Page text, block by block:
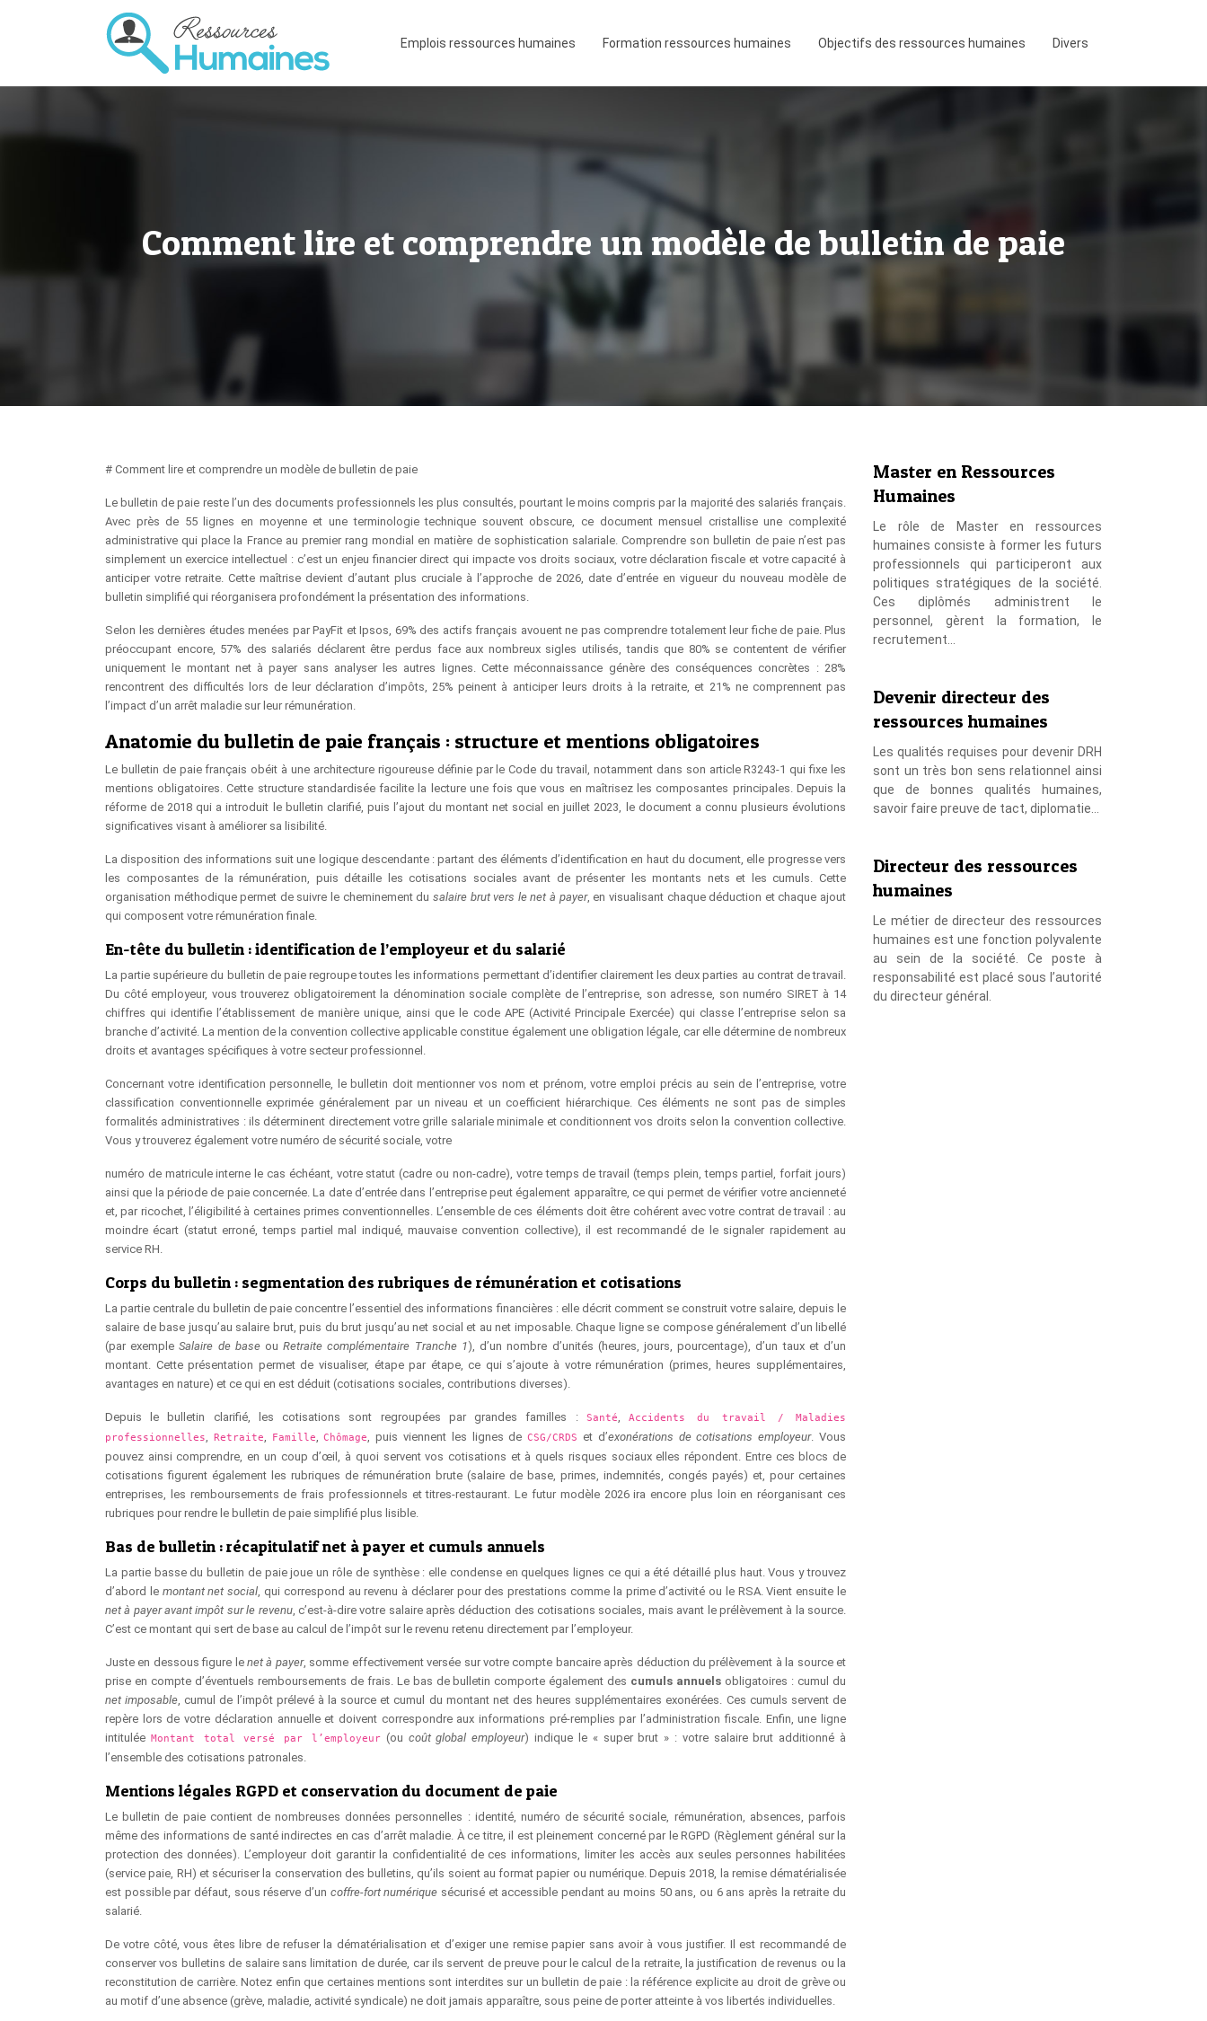
Emplois ressources humaines Formation ressources humaines Objectifs des ressources humaines Divers
Comment lire et comprendre un modèle de bulletin de paie
# Comment lire et comprendre un modèle de bulletin de paie
Le bulletin de paie reste l’un des documents professionnels les plus consultés, pourtant le moins compris par la majorité des salariés français.
Avec près de 55 lignes en moyenne et une terminologie technique souvent obscure, ce document mensuel cristallise une complexité
administrative qui place la France au premier rang mondial en matière de sophistication salariale. Comprendre son bulletin de paie n’est pas
simplement un exercice intellectuel : c’est un enjeu financier direct qui impacte vos droits sociaux, votre déclaration fiscale et votre capacité à
anticiper votre retraite. Cette maîtrise devient d’autant plus cruciale à l’approche de 2026, date d’entrée en vigueur du nouveau modèle de
bulletin simplifié qui réorganisera profondément la présentation des informations.
Selon les dernières études menées par PayFit et Ipsos, 69% des actifs français avouent ne pas comprendre totalement leur fiche de paie. Plus
préoccupant encore, 57% des salariés déclarent être perdus face aux nombreux sigles utilisés, tandis que 80% se contentent de vérifier
uniquement le montant net à payer sans analyser les autres lignes. Cette méconnaissance génère des conséquences concrètes : 28%
rencontrent des difficultés lors de leur déclaration d’impôts, 25% peinent à anticiper leurs droits à la retraite, et 21% ne comprennent pas
l’impact d’un arrêt maladie sur leur rémunération.
Anatomie du bulletin de paie français : structure et mentions obligatoires
Le bulletin de paie français obéit à une architecture rigoureuse définie par le Code du travail, notamment dans son article R3243-1 qui fixe les
mentions obligatoires. Cette structure standardisée facilite la lecture une fois que vous en maîtrisez les composantes principales. Depuis la
réforme de 2018 qui a introduit le bulletin clarifié, puis l’ajout du montant net social en juillet 2023, le document a connu plusieurs évolutions
significatives visant à améliorer sa lisibilité.
La disposition des informations suit une logique descendante : partant des éléments d’identification en haut du document, elle progresse vers
les composantes de la rémunération, puis détaille les cotisations sociales avant de présenter les montants nets et les cumuls. Cette
organisation méthodique permet de suivre le cheminement du salaire brut vers le net à payer, en visualisant chaque déduction et chaque ajout
qui composent votre rémunération finale.
En-tête du bulletin : identification de l’employeur et du salarié
La partie supérieure du bulletin de paie regroupe toutes les informations permettant d’identifier clairement les deux parties au contrat de travail.
Du côté employeur, vous trouverez obligatoirement la dénomination sociale complète de l’entreprise, son adresse, son numéro SIRET à 14
chiffres qui identifie l’établissement de manière unique, ainsi que le code APE (Activité Principale Exercée) qui classe l’entreprise selon sa
branche d’activité. La mention de la convention collective applicable constitue également une obligation légale, car elle détermine de nombreux
droits et avantages spécifiques à votre secteur professionnel.
Concernant votre identification personnelle, le bulletin doit mentionner vos nom et prénom, votre emploi précis au sein de l’entreprise, votre
classification conventionnelle exprimée généralement par un niveau et un coefficient hiérarchique. Ces éléments ne sont pas de simples
formalités administratives : ils déterminent directement votre grille salariale minimale et conditionnent vos droits selon la convention collective.
Vous y trouverez également votre numéro de sécurité sociale, votre
numéro de matricule interne le cas échéant, votre statut (cadre ou non-cadre), votre temps de travail (temps plein, temps partiel, forfait jours)
ainsi que la période de paie concernée. La date d’entrée dans l’entreprise peut également apparaître, ce qui permet de vérifier votre ancienneté
et, par ricochet, l’éligibilité à certaines primes conventionnelles. L’ensemble de ces éléments doit être cohérent avec votre contrat de travail : au
moindre écart (statut erroné, temps partiel mal indiqué, mauvaise convention collective), il est recommandé de le signaler rapidement au
service RH.
Corps du bulletin : segmentation des rubriques de rémunération et cotisations
La partie centrale du bulletin de paie concentre l’essentiel des informations financières : elle décrit comment se construit votre salaire, depuis le
salaire de base jusqu’au salaire brut, puis du brut jusqu’au net social et au net imposable. Chaque ligne se compose généralement d’un libellé
(par exempleSalaire de baseouRetraite complémentaire Tranche 1), d’un nombre d’unités (heures, jours, pourcentage), d’un taux et d’un
montant. Cette présentation permet de visualiser, étape par étape, ce qui s’ajoute à votre rémunération (primes, heures supplémentaires,
avantages en nature) et ce qui en est déduit (cotisations sociales, contributions diverses).
Depuis le bulletin clarifié, les cotisations sont regroupées par grandes familles : Santé,Accidents du travail / Maladies
professionnelles, Retraite, Famille,Chômage, puis viennent les lignes deCSG/CRDS et d’exonérations de cotisations employeur. Vous
pouvez ainsi comprendre, en un coup d’œil, à quoi servent vos cotisations et à quels risques sociaux elles répondent. Entre ces blocs de
cotisations figurent également les rubriques de rémunération brute (salaire de base, primes, indemnités, congés payés) et, pour certaines
entreprises, les remboursements de frais professionnels et titres-restaurant. Le futur modèle 2026 ira encore plus loin en réorganisant ces
rubriques pour rendre le bulletin de paie simplifié plus lisible.
Bas de bulletin : récapitulatif net à payer et cumuls annuels
La partie basse du bulletin de paie joue un rôle de synthèse : elle condense en quelques lignes ce qui a été détaillé plus haut. Vous y trouvez
d’abord le montant net social, qui correspond au revenu à déclarer pour des prestations comme la prime d’activité ou le RSA. Vient ensuite le
net à payer avant impôt sur le revenu, c’est-à-dire votre salaire après déduction des cotisations sociales, mais avant le prélèvement à la source.
C’est ce montant qui sert de base au calcul de l’impôt sur le revenu retenu directement par l’employeur.
Juste en dessous figure lenet à payer, somme effectivement versée sur votre compte bancaire après déduction du prélèvement à la source et
prise en compte d’éventuels remboursements de frais. Le bas de bulletin comporte également des cumuls annuels obligatoires : cumul du
net imposable, cumul de l’impôt prélevé à la source et cumul du montant net des heures supplémentaires exonérées. Ces cumuls servent de
repère lors de votre déclaration annuelle et doivent correspondre aux informations pré-remplies par l’administration fiscale. Enfin, une ligne
intitulée Montant total versé par l’employeur (ou coût global employeur) indique le « super brut » : votre salaire brut additionné à
l’ensemble des cotisations patronales.
Mentions légales RGPD et conservation du document de paie
Le bulletin de paie contient de nombreuses données personnelles : identité, numéro de sécurité sociale, rémunération, absences, parfois
même des informations de santé indirectes en cas d’arrêt maladie. À ce titre, il est pleinement concerné par le RGPD (Règlement général sur la
protection des données). L’employeur doit garantir la confidentialité de ces informations, limiter les accès aux seules personnes habilitées
(service paie, RH) et sécuriser la conservation des bulletins, qu’ils soient au format papier ou numérique. Depuis 2018, la remise dématérialisée
est possible par défaut, sous réserve d’un coffre‑fort numérique sécurisé et accessible pendant au moins 50 ans, ou 6 ans après la retraite du
salarié.
De votre côté, vous êtes libre de refuser la dématérialisation et d’exiger une remise papier sans avoir à vous justifier. Il est recommandé de
conserver vos bulletins de salaire sans limitation de durée, car ils servent de preuve pour le calcul de la retraite, la justification de revenus ou la
reconstitution de carrière. Notez enfin que certaines mentions sont interdites sur un bulletin de paie : la référence explicite au droit de grève ou
au motif d’une absence (grève, maladie, activité syndicale) ne doit jamais apparaître, sous peine de porter atteinte à vos libertés individuelles.
Master en Ressources
Humaines
Le rôle de Master en ressources
humaines consiste à former les futurs
professionnels qui participeront aux
politiques stratégiques de la société.
Ces diplômés administrent le
personnel, gèrent la formation, le
recrutement…
Devenir directeur des
ressources humaines
Les qualités requises pour devenir DRH
sont un très bon sens relationnel ainsi
que de bonnes qualités humaines,
savoir faire preuve de tact, diplomatie…
Directeur des ressources
humaines
Le métier de directeur des ressources
humaines est une fonction polyvalente
au sein de la société. Ce poste à
responsabilité est placé sous l’autorité
du directeur général.